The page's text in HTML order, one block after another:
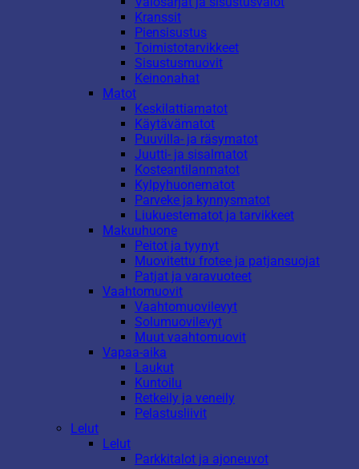
Kranssit
Piensisustus
Toimistotarvikkeet
Sisustusmuovit
Keinonahat
Matot
Keskilattiamatot
Käytävämatot
Puuvilla- ja räsymatot
Juutti- ja sisalmatot
Kosteantilanmatot
Kylpyhuonematot
Parveke ja kynnysmatot
Liukuestematot ja tarvikkeet
Makuuhuone
Peitot ja tyynyt
Muovitettu frotee ja patjansuojat
Patjat ja varavuoteet
Vaahtomuovit
Vaahtomuovilevyt
Solumuovilevyt
Muut vaahtomuovit
Vapaa-aika
Laukut
Kuntoilu
Retkeily ja veneily
Pelastusliivit
Lelut
Lelut
Parkkitalot ja ajoneuvot